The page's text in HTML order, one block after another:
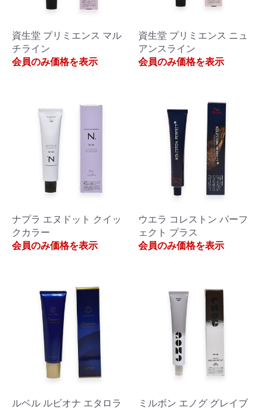
資生堂 プリミエンス マル
チライン
会員のみ価格を表示
資生堂 プリミエンス ニュ
アンスライン
会員のみ価格を表示
ナプラ エヌドット クイッ
クカラー
会員のみ価格を表示
ウエラ コレストン パーフ
ェクト プラス
会員のみ価格を表示
ルベル ルビオナ エタロラ
ミルボン エノグ グレイブ